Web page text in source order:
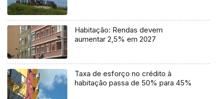
Habitação: Rendas devem
aumentar 2,5% em 2027
Taxa de esforço no crédito à
habitação passa de 50% para 45%